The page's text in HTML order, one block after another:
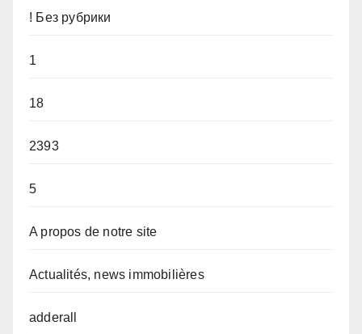
! Без рубрики
1
18
2393
5
A propos de notre site
Actualités, news immobilières
adderall